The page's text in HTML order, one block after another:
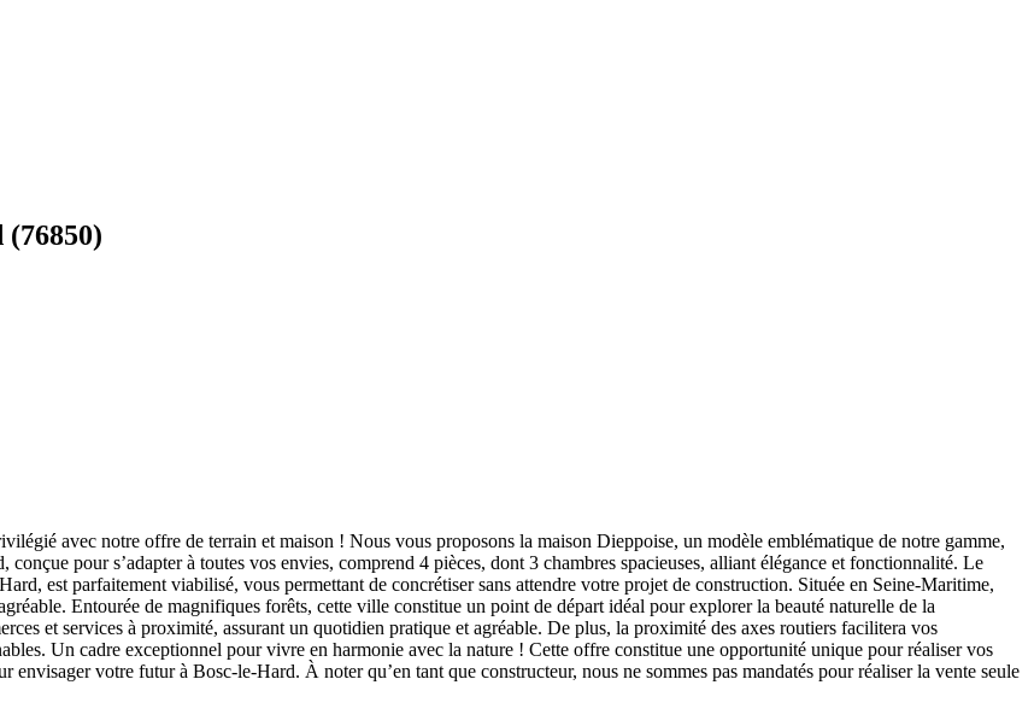
(76850)
avec notre offre de terrain et maison ! Nous vous proposons la maison Dieppoise, un modèle emblématique de notre gamme,
pour s’adapter à toutes vos envies, comprend 4 pièces, dont 3 chambres spacieuses, alliant élégance et fonctionnalité. Le
est parfaitement viabilisé, vous permettant de concrétiser sans attendre votre projet de construction. Située en Seine-Maritime,
Entourée de magnifiques forêts, cette ville constitue un point de départ idéal pour explorer la beauté naturelle de la
et services à proximité, assurant un quotidien pratique et agréable. De plus, la proximité des axes routiers facilitera vos
Un cadre exceptionnel pour vivre en harmonie avec la nature ! Cette offre constitue une opportunité unique pour réaliser vos
votre futur à Bosc-le-Hard. À noter qu’en tant que constructeur, nous ne sommes pas mandatés pour réaliser la vente seule